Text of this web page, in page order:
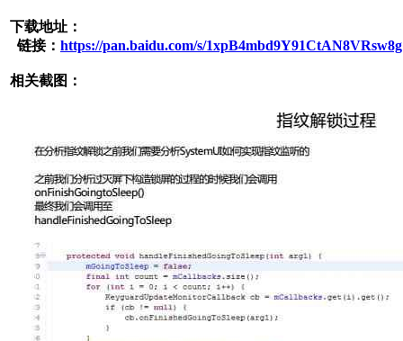
下载地址：
链接： https://pan.baidu.com/s/1xpB4mbd9Y91CtAN8VRsw8g
相关截图：